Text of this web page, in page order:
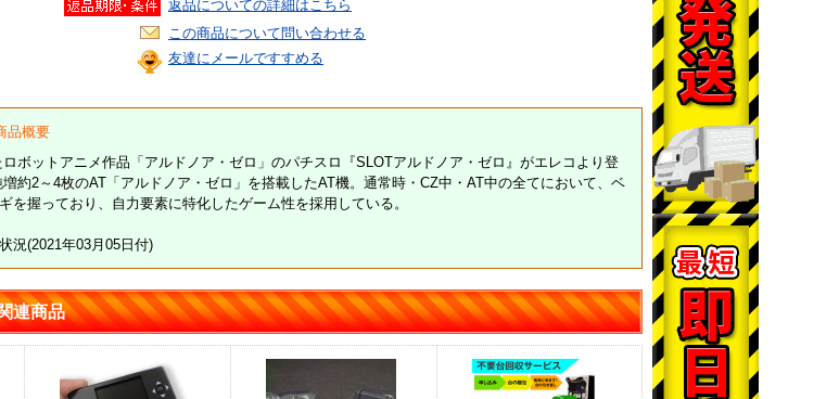
返品についての詳細はこちら
この商品について問い合わせる
友達にメールですすめる
品概要
ボットアニメ作品「アルドノア・ゼロ」のパチスロ『SLOTアルドノア・ゼロ』がエレコより登
約2～4枚のAT「アルドノア・ゼロ」を搭載したAT機。通常時・CZ中・AT中の全てにおいて、ベ
を握っており、自力要素に特化したゲーム性を採用している。
況(2021年03月05日付)
連商品